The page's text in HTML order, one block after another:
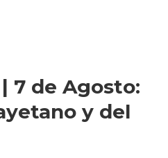
| 7 de Agosto:
y del